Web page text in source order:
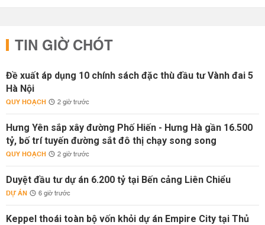
TIN GIỜ CHÓT
Đề xuất áp dụng 10 chính sách đặc thù đầu tư Vành đai 5
Hà Nội
QUY HOẠCH 2 giờ trước
Hưng Yên sắp xây đường Phố Hiến - Hưng Hà gần 16.500
tỷ, bố trí tuyến đường sắt đô thị chạy song song
QUY HOẠCH 2 giờ trước
Duyệt đầu tư dự án 6.200 tỷ tại Bến cảng Liên Chiểu
DỰ ÁN 6 giờ trước
Keppel thoái toàn bộ vốn khỏi dự án Empire City tại Thủ